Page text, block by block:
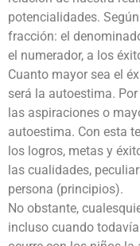
potencialidades.
fracción: el
el numerador, a los
Cuanto mayor sea el
será la autoestima.
las aspiraciones o
autoestima. Con esta
los logros, metas y
las cualidades,
persona (principios).
No obstante,
incluso cuando